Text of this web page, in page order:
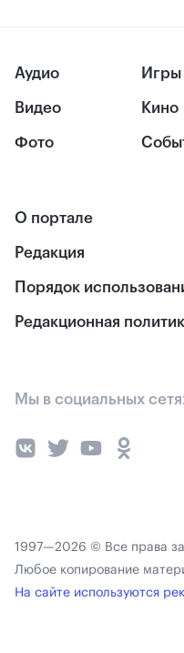
Аудио
Видео
Фото
Игры
Кино
О портале
Редакция
Порядок
Редакционная
Мы в социальных
1997—2026 © Все права
Любое копирование
На сайте используются